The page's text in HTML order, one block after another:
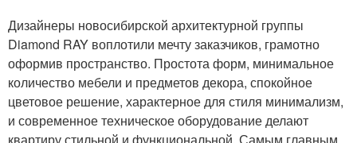
Дизайнеры новосибирской архитектурной группы
Diamond RAY воплотили мечту заказчиков, грамотно
оформив пространство. Простота форм, минимальное
количество мебели и предметов декора, спокойное
цветовое решение, характерное для стиля минимализм,
и современное техническое оборудование делают